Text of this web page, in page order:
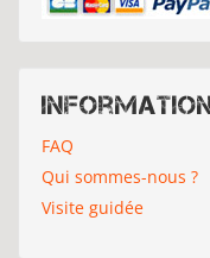
FAQ
Qui sommes-nous ?
Visite guidée